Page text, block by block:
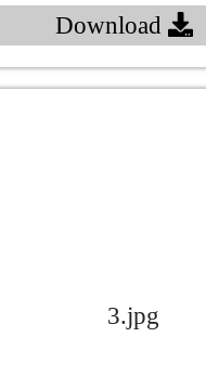
Download